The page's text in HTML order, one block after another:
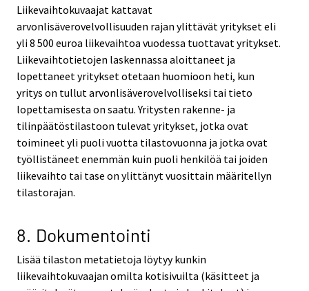
Liikevaihtokuvaajat kattavat
arvonlisäverovelvollisuuden rajan ylittävät yritykset eli
yli 8 500 euroa liikevaihtoa vuodessa tuottavat yritykset.
Liikevaihtotietojen laskennassa aloittaneet ja
lopettaneet yritykset otetaan huomioon heti, kun
yritys on tullut arvonlisäverovelvolliseksi tai tieto
lopettamisesta on saatu. Yritysten rakenne- ja
tilinpäätöstilastoon tulevat yritykset, jotka ovat
toimineet yli puoli vuotta tilastovuonna ja jotka ovat
työllistäneet enemmän kuin puoli henkilöä tai joiden
liikevaihto tai tase on ylittänyt vuosittain määritellyn
tilastorajan.
8. Dokumentointi
Lisää tilaston metatietoja löytyy kunkin
liikevaihtokuvaajan omilta kotisivuilta (käsitteet ja